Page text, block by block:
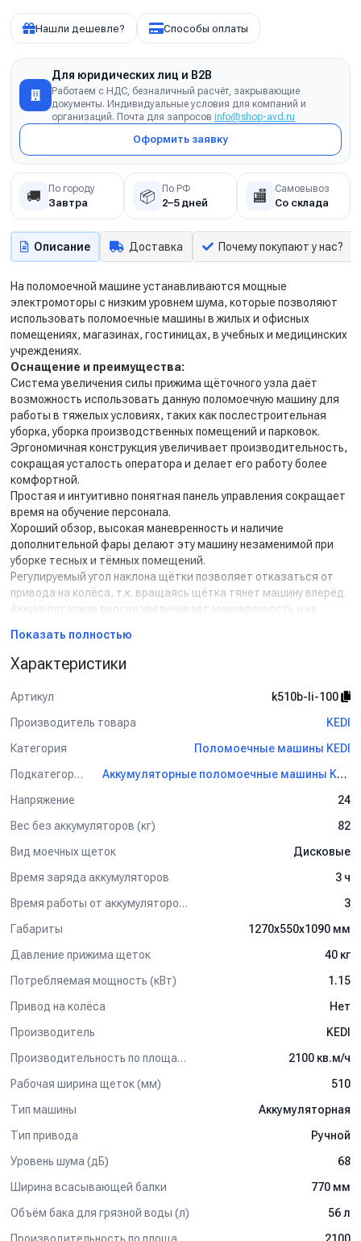
Нашли дешевле? Способы оплаты
Для юридических лиц и B2B
Работаем с НДС, безналичный расчёт, закрывающие
документы. Индивидуальные условия для компаний и
организаций. Почта для запросов info@shop-avd.ru
Оформить заявку
🚚 По городу
Завтра 📦 По РФ
2–5 дней 🏬 Самовывоз
Со склада
Описание Доставка Почему покупают у нас?
На поломоечной машине устанавливаются мощные
электромоторы с низким уровнем шума, которые позволяют
использовать поломоечные машины в жилых и офисных
помещениях, магазинах, гостиницах, в учебных и медицинских
учреждениях.
Оснащение и преимущества:
Система увеличения силы прижима щёточного узла даёт
возможность использовать данную поломоечную машину для
работы в тяжелых условиях, таких как послестроительная
уборка, уборка производственных помещений и парковок.
Эргономичная конструкция увеличивает производительность,
сокращая усталость оператора и делает его работу более
комфортной.
Простая и интуитивно понятная панель управления сокращает
время на обучение персонала.
Хороший обзор, высокая маневренность и наличие
дополнительной фары делают эту машину незаменимой при
уборке тесных и тёмных помещений.
Регулируемый угол наклона щётки позволяет отказаться от
привода на колёса, т.к. вращаясь щётка тянет машину вперёд.
Аккумуляторная версия увеличивает маневренность и не
Литиевые батареи Chilwee NMC обеспечивают режим работы
машины 3 часа работы / 3 часа зарядки. Что позволяет
увеличить в два раза производительность поломоечной
машины в течение суток.
Бак грязной воды с широким технологическим окном легко
очищать, что предотвращает скопление загрязнений в баке,
Комплект поставки:
Панель управления.
Всасывающая балка.
Резиновый сквидж (водосборное лезвие).
Транспортировочные колеса.
Комплект аккумуляторных батарей (12В/113 Ач при С5), 2 шт.
Показать полностью
Характеристики
Артикул
k510b-li-100
Производитель товара
KEDI
Категория
Поломоечные машины KEDI
Подкатегория
Аккумуляторные поломоечные машины KEDI
Напряжение
24
Вес без аккумуляторов (кг)
82
Вид моечных щеток
Дисковые
Время заряда аккумуляторов
3 ч
Время работы от аккумуляторов (ч)
3
Габариты
1270х550х1090 мм
Давление прижима щеток
40 кг
Потребляемая мощность (кВт)
1.15
Привод на колёса
Нет
Производитель
KEDI
Производительность по площади
2100 кв.м/ч
Рабочая ширина щеток (мм)
510
Тип машины
Аккумуляторная
Тип привода
Ручной
Уровень шума (дБ)
68
Ширина всасывающей балки
770 мм
Объём бака для грязной воды (л)
56 л